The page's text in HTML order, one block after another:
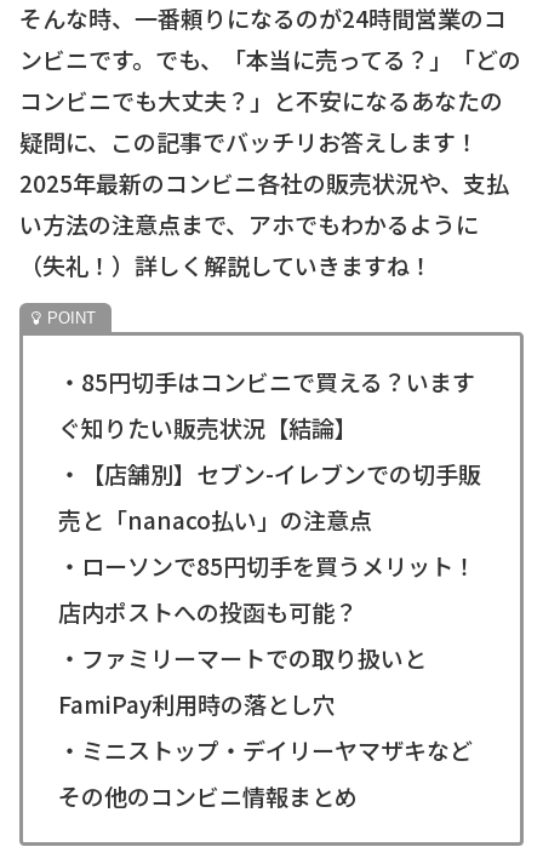
そんな時、一番頼りになるのが24時間営業のコ
ンビニです。でも、「本当に売ってる？」「どの
コンビニでも大丈夫？」と不安になるあなたの
疑問に、この記事でバッチリお答えします！
2025年最新のコンビニ各社の販売状況や、支払
い方法の注意点まで、アホでもわかるように
（失礼！）詳しく解説していきますね！
・85円切手はコンビニで買える？います
ぐ知りたい販売状況【結論】
・【店舗別】セブン-イレブンでの切手販
売と「nanaco払い」の注意点
・ローソンで85円切手を買うメリット！
店内ポストへの投函も可能？
・ファミリーマートでの取り扱いと
FamiPay利用時の落とし穴
・ミニストップ・デイリーヤマザキなど
その他のコンビニ情報まとめ